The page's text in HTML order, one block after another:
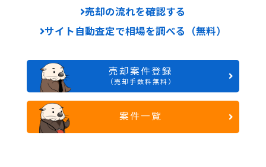
売却の流れを確認する
サイト自動査定で相場を調べる（無料）
売却案件登録
（売却手数料無料）
案件一覧